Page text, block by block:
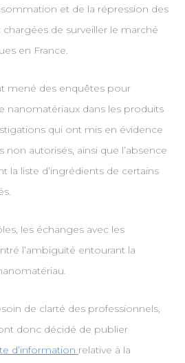
et de la répression des
chargées de surveiller le marché
en France.
mené des enquêtes pour
nanomatériaux dans les produits
qui ont mis en évidence
autorisés, ainsi que l’absence
la liste d’ingrédients de certains
les échanges avec les
l’ambiguïté entourant la
de clarté des professionnels,
donc décidé de publier
d’information relative à la